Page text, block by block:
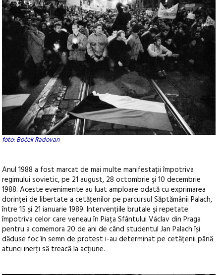
foto: Boček Radovan
Anul 1988 a fost marcat de mai multe manifestații împotriva
regimului sovietic, pe 21 august, 28 octombrie şi 10 decembrie
1988. Aceste evenimente au luat amploare odată cu exprimarea
dorinței de libertate a cetăţenilor pe parcursul Săptămânii Palach,
între 15 și 21 ianuarie 1989. Intervențiile brutale şi repetate
împotriva celor care veneau în Piața Sfântului Václav din Praga
pentru a comemora 20 de ani de când studentul Jan Palach își
dăduse foc în semn de protest i-au determinat pe cetățenii până
atunci inerţi să treacă la acțiune.